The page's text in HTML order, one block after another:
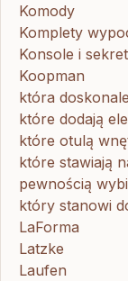
Komody
Komplety
Konsole i
Koopman
która
które dodają
które otulą
które stawiają
pewnością
który stanowi
LaForma
Latzke
Laufen